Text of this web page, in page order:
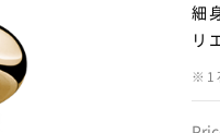
細
リ
※1